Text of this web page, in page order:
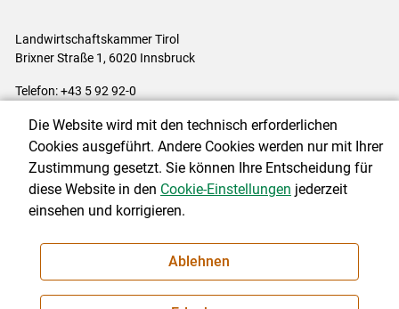
Landwirtschaftskammer Tirol
Brixner Straße 1, 6020 Innsbruck
Telefon: +43 5 92 92-0
Impressum|Kontakt|Datenschutzerklärung|Barrierefreiheit|
Cookie-Einstellungen
NEWSLETTER
Die Website wird mit den technisch erforderlichen
Cookies ausgeführt. Andere Cookies werden nur mit Ihrer
Zustimmung gesetzt. Sie können Ihre Entscheidung für
diese Website in den Cookie-Einstellungen jederzeit
einsehen und korrigieren.
Ablehnen